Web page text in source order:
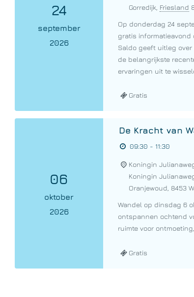
24
september
2026
Gorredijk Friesland
Op donderdag 24
gratis informatieavond
Saldo geeft uitleg
de belangrijkste
ervaringen uit te
Gratis
06
oktober
2026
De Kracht van
09:30 - 11:30
Koningin
Koningin
Oranjewoud 8453
Wandel op dinsdag 6
ontspannen ochtend
ruimte voor
Gratis